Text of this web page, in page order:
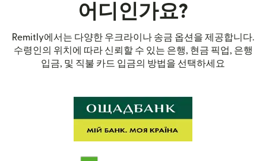
어디인가요?
Remitly에서는 다양한 우크라이나 송금 옵션을 제공합니다.
수령인의 위치에 따라 신뢰할 수 있는 은행, 현금 픽업, 은행
입금, 및 직불 카드 입금의 방법을 선택하세요